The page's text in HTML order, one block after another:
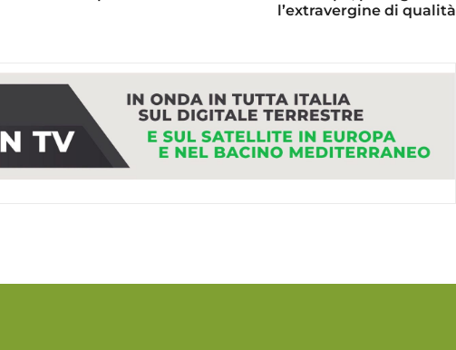
l’extravergine di qualità